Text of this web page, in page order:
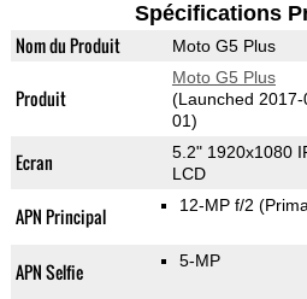
Spécifications
Nom du Produit Moto G5 Plus
Produit
Moto G5 Plus
(Launched 2017-
01)
Ecran
5.2" 1920x1080
LCD
APN Principal 12-MP f/2
APN Selfie 5-MP